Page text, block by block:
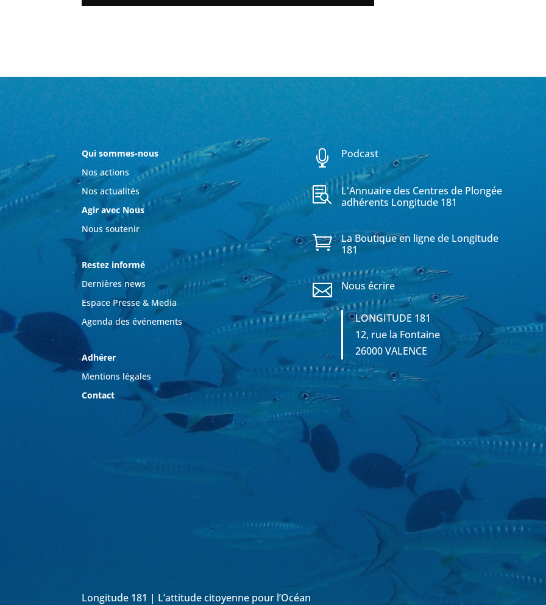
Qui sommes-nous
Nos actions
Nos actualités
Agir avec Nous
Nous soutenir
Restez informé
Dernières news
Espace Presse & Media
Agenda des événements
Adhérer
Mentions légales
Contact
 Podcast

L'Annuaire des Centres de Plongée
adhérents Longitude 181

La Boutique en ligne de Longitude
181
 Nous écrire
LONGITUDE 181
12, rue la Fontaine
26000 VALENCE
Longitude 181 | L’attitude citoyenne pour l’Océan